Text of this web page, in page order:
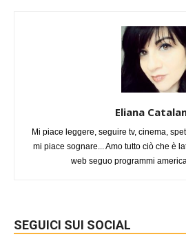
Eliana
Mi piace leggere, seguire tv, cinema,
mi piace sognare... Amo tutto ciò che è
web seguo programmi
SEGUICI SUI SOCIAL